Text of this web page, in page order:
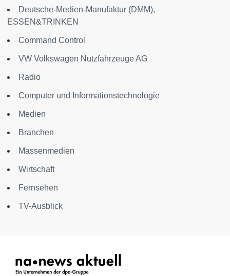
Deutsche-Medien-Manufaktur (DMM),
ESSEN&TRINKEN
Command Control
VW Volkswagen Nutzfahrzeuge AG
Radio
Computer und Informationstechnologie
Medien
Branchen
Massenmedien
Wirtschaft
Fernsehen
TV-Ausblick